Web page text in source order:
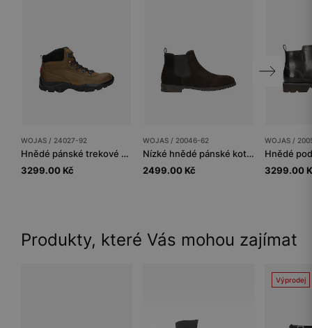
WOJAS / 24027-92
Hnědé pánské trekové boty
3299.00 Kč
WOJAS / 20046-62
Nízké hnědé pánské kotníčkové boty
2499.00 Kč
WOJAS /
3299.00
Produkty, které Vás mohou zajímat
Výprodej